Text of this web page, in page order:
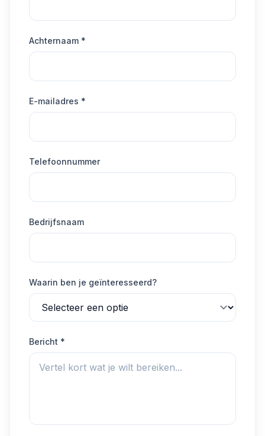
Achternaam *
E-mailadres *
Telefoonnummer
Bedrijfsnaam
Waarin ben je geïnteresseerd?
Bericht *